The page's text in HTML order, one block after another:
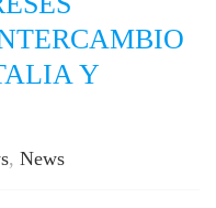
Y
, News